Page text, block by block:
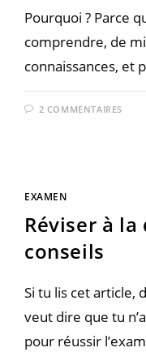
Pourquoi ? Parce
comprendre, de
connaissances, et
2 COMMENTAIRES
EXAMEN
Réviser à
conseils
Si tu lis cet article,
veut dire que tu
pour réussir